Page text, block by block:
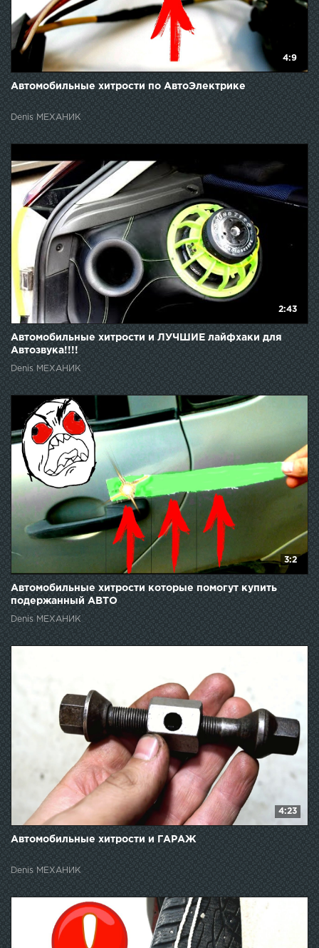
4:9
Автомобильные хитрости по АвтоЭлектрике
Denis МЕХАНИК
2:43
Автомобильные хитрости и ЛУЧШИЕ лайфхаки для
Автозвука!!!!
Denis МЕХАНИК
3:2
Автомобильные хитрости которые помогут купить
подержанный АВТО
Denis МЕХАНИК
4:23
Автомобильные хитрости и ГАРАЖ
Denis МЕХАНИК